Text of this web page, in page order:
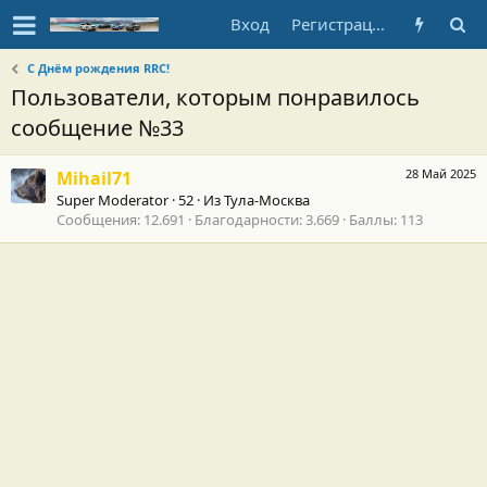
Вход Регистрация
С Днём рождения RRC!
Пользователи, которым понравилось
сообщение №33
28 Май 2025
Mihail71
Super Moderator ·52 · ИзТула-Москва
Сообщения 12.691 Благодарности 3.669 Баллы 113